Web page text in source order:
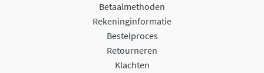
Betaalmethoden
Rekeninginformatie
Bestelproces
Retourneren
Klachten